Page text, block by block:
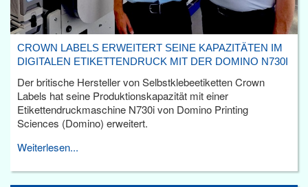
CROWN LABELS ERWEITERT SEINE KAPAZITÄTEN IM
DIGITALEN ETIKETTENDRUCK MIT DER DOMINO N730I
Der britische Hersteller von Selbstklebeetiketten Crown
Labels hat seine Produktionskapazität mit einer
Etikettendruckmaschine N730i von Domino Printing
Sciences (Domino) erweitert.
Weiterlesen...